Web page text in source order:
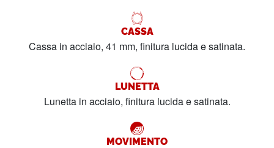
CASSA
Cassa in acciaio, 41 mm, finitura lucida e satinata.
LUNETTA
Lunetta in acciaio, finitura lucida e satinata.
MOVIMENTO